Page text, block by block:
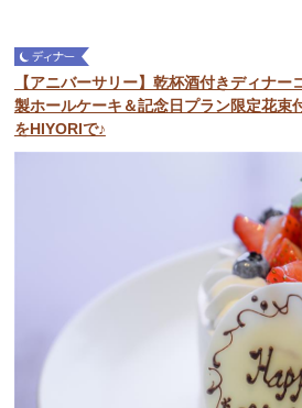
【アニバーサリー】乾杯酒付きディナ
製ホールケーキ＆記念日プラン限定花束
をHIYORIで♪